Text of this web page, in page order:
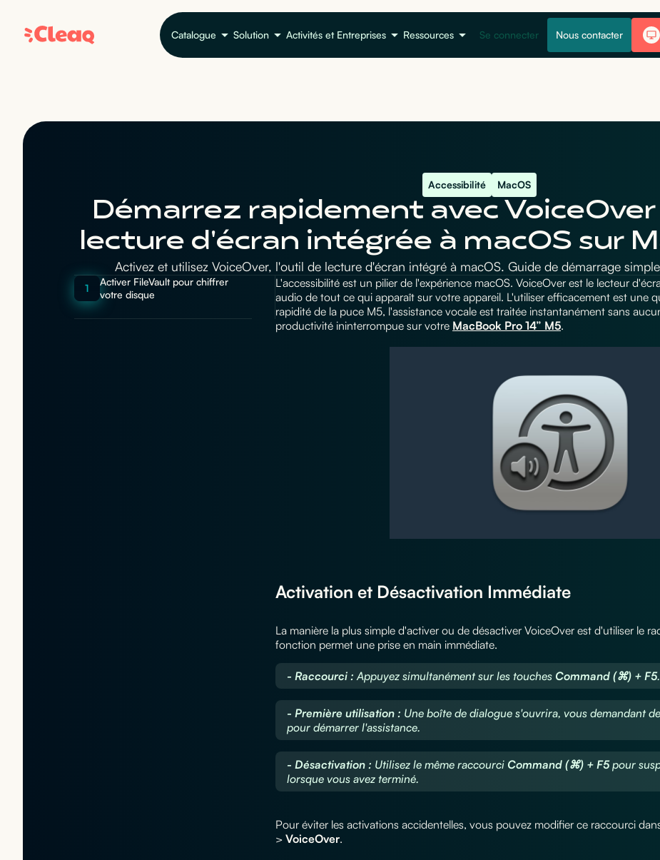
Catalogue Solution Activités et Entreprises Ressources Se connecter Nous contacter
Accessibilité MacOS
Démarrez rapidement avec
lecture d'écran intégrée à macOS sur
Activez et utilisez VoiceOver, l'outil de lecture d'écran intégré à macOS. Guide de démarrage
1
Activer FileVault pour chiffrer
votre disque
L'accessibilité est un pilier de l'expérience macOS. VoiceOver est le lecteur
audio de tout ce qui apparaît sur votre appareil. L'utiliser efficacement est une
rapidité de la puce M5, l'assistance vocale est traitée instantanément sans
productivité ininterrompue sur votre MacBook Pro 14” M5.
Activation et Désactivation Immédiate
La manière la plus simple d'activer ou de désactiver VoiceOver est d'utiliser le
fonction permet une prise en main immédiate.
- Raccourci : Appuyez simultanément sur les touches Command (⌘) + F5.
- Première utilisation : Une boîte de dialogue s'ouvrira, vous demandant
pour démarrer l'assistance.
- Désactivation : Utilisez le même raccourci Command (⌘) + F5pour
lorsque vous avez terminé.
Pour éviter les activations accidentelles, vous pouvez modifier ce raccourci
> VoiceOver.